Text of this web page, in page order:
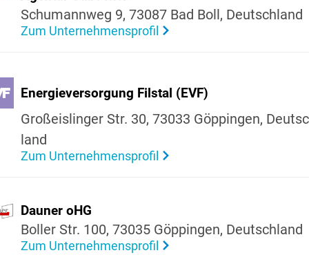
Schu­mannweg 9, 73087 Bad Boll, Deutsch­land
Zum Unternehmensprofil
Ener­gie­ver­sor­gung Filstal (EVF)
Großeis­linger Str. 30, 73033 Göppingen,
land
Zum Unternehmensprofil
Dauner oHG
Boller Str. 100, 73035 Göppingen, Deutsch­land
Zum Unternehmensprofil